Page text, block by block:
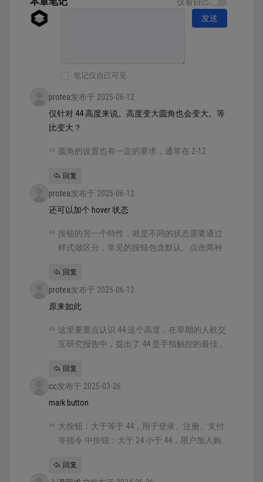
笔记仅自己可见
发送
protea发布于 2025-06-12
仅针对 44 高度来说。高度变大圆角也会变大。等
比变大？
圆角的设置也有一定的要求，通常在 2-12
回复
protea发布于 2025-06-12
还可以加个 hover 状态
按钮的另一个特性，就是不同的状态需要通过
样式做区分，常见的按钮包含默认、点击两种
点、加载中等不同状态。
回复
protea发布于 2025-06-12
原来如此
这里要重点认识 44 这个高度，在早期的人机交
互研究报告中，提出了 44 是手指触控的最佳尺
在复杂的页面中使用，所以这个尺寸可以作为
一个标尺，大于等于它的就必然是大尺寸，权
重不够高的按钮就必然小于这个尺寸。
回复
cc发布于 2025-03-26
mark button
大按钮：大于等于 44，用于登录、注册、支付
等指令 中按钮：大于 24 小于 44，用户加入购
于 24，用于查看、更多、提示等指令
回复